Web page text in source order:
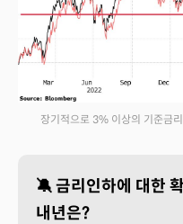
장기적으로 3% 이상의 기준금
🔕 금리인하에 대한
내년은?